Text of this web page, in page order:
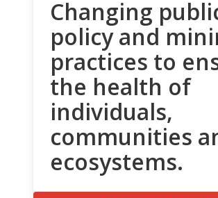
Changing
policy and
practices to
the health of
individuals,
communities
ecosystems.